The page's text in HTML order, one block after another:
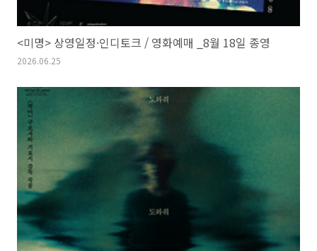
<미명> 상영일정·인디토크 / 영화예매 _8월 18일 종영
2026.06.25